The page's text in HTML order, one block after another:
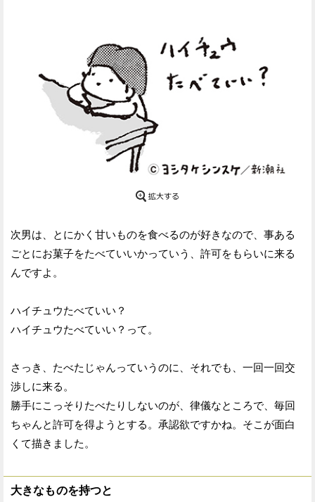
次男は、とにかく甘いものを食べるのが好きなので、事ある
ごとにお菓子をたべていいかっていう、許可をもらいに来る
んですよ。
ハイチュウたべていい？
ハイチュウたべていい？って。
さっき、たべたじゃんっていうのに、それでも、一回一回交
渉しに来る。
勝手にこっそりたべたりしないのが、律儀なところで、毎回
ちゃんと許可を得ようとする。承認欲ですかね。そこが面白
くて描きました。
大きなものを持つと